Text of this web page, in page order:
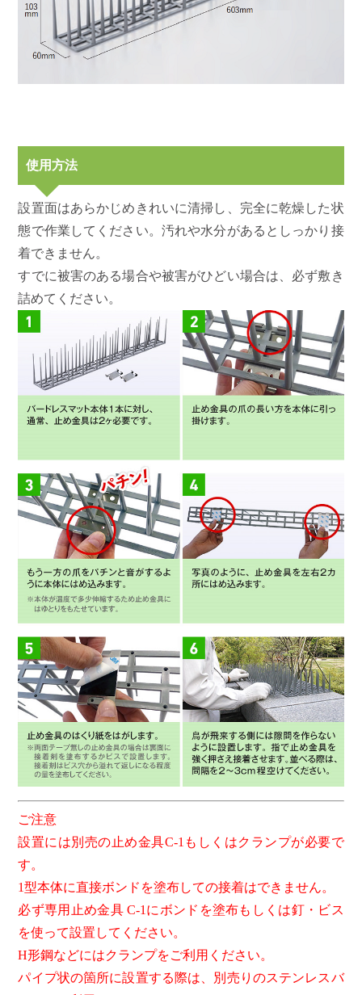
使用方法
設置面はあらかじめきれいに清掃し、完全に乾燥した状
態で作業してください。汚れや水分があるとしっかり接
着できません。
すでに被害のある場合や被害がひどい場合は、必ず敷き
詰めてください。
ご注意
設置には別売の止め金具C-1もしくはクランプが必要で
す。
1型本体に直接ボンドを塗布しての接着はできません。
必ず専用止め金具 C-1にボンドを塗布もしくは釘・ビス
を使って設置してください。
H形鋼などにはクランプをご利用ください。
パイプ状の箇所に設置する際は、別売りのステンレスバ